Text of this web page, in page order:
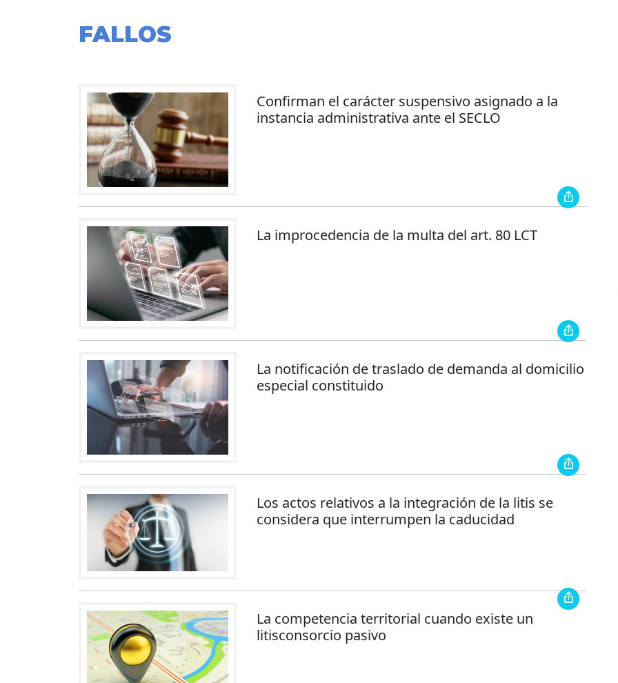
FALLOS
Confirman el carácter suspensivo asignado a la
instancia administrativa ante el SECLO
La improcedencia de la multa del art. 80 LCT
La notificación de traslado de demanda al domicilio
especial constituido
Los actos relativos a la integración de la litis se
considera que interrumpen la caducidad
La competencia territorial cuando existe un
litisconsorcio pasivo